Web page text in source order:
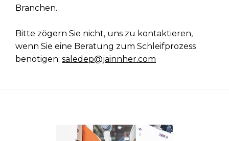
Branchen.
Bitte zögern Sie nicht, uns zu kontaktieren,
wenn Sie eine Beratung zum Schleifprozess
benötigen: saledep@jainnher.com